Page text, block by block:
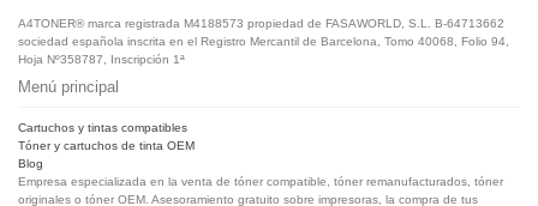
A4TONER® marca registrada M4188573 propiedad de FASAWORLD, S.L. B-64713662
sociedad española inscrita en el Registro Mercantil de Barcelona, Tomo 40068, Folio 94,
Hoja Nº358787, Inscripción 1ª
Menú principal
Cartuchos y tintas compatibles
Tóner y cartuchos de tinta OEM
Blog
Empresa especializada en la venta de tóner compatible, tóner remanufacturados, tóner
originales o tóner OEM. Asesoramiento gratuito sobre impresoras, la compra de tus